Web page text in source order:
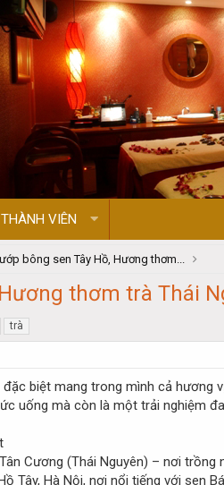
THÀNH VIÊN
bông sen Tây Hồ, Hương thơm...
thơm trà Thái
trà
biệt mang trong mình cả hương
uống mà còn là một trải nghiệm
Cương (Thái Nguyên) – nơi
Tây, Hà Nội, nơi nổi tiếng với sen